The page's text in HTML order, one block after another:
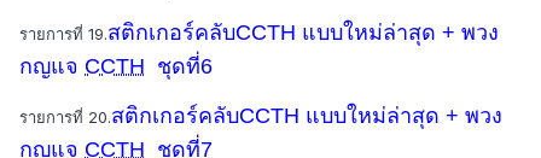
รายการที่ 19.สติกเกอร์คลับCCTH แบบใหม่ล่าสุด + พวง
กญแจ CCTH ชุดที่6
รายการที่ 20.สติกเกอร์คลับCCTH แบบใหม่ล่าสุด + พวง
กญแจ CCTH ชุดที่7